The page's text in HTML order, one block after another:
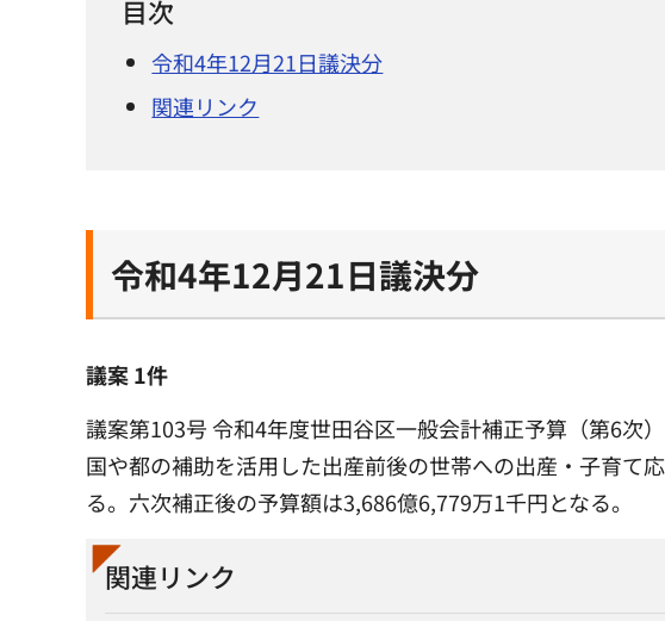
目次
令和4年12月21日議決分
関連リンク
令和4年12月21日議決分
議案 1件
議案第103号 令和4年度世田谷区一般会計補正予算（第6次）
国や都の補助を活用した出産前後の世帯への出産・子育て
る。六次補正後の予算額は3,686億6,779万1千円となる。
関連リンク